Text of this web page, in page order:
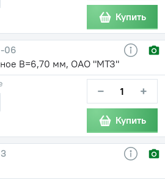
Купить
06
В=6,70 мм, ОАО "МТЗ"
− +
Купить